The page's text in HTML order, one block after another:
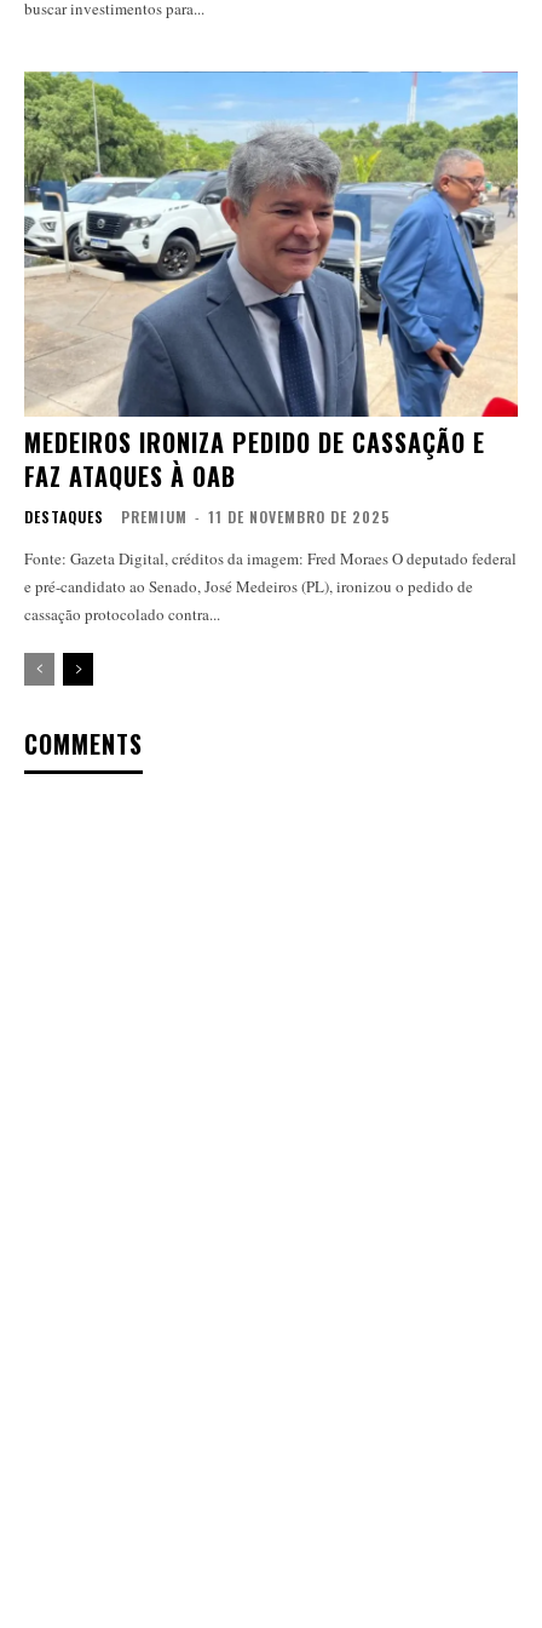
buscar investimentos para...
MEDEIROS IRONIZA PEDIDO DE CASSAÇÃO E
FAZ ATAQUES À OAB
DESTAQUES PREMIUM - 11 DE NOVEMBRO DE 2025
Fonte: Gazeta Digital, créditos da imagem: Fred Moraes O deputado federal
e pré-candidato ao Senado, José Medeiros (PL), ironizou o pedido de
cassação protocolado contra...
COMMENTS